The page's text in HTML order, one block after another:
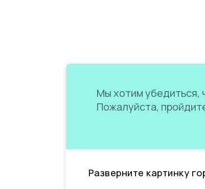
Мы хотим убедиться,
Пожалуйста,
Разверните картинку